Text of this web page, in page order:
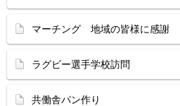
マーチング 地域の皆様に感謝
ラグビー選手学校訪問
共働舎パン作り